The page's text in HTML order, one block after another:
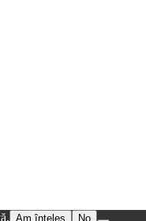
Am înțeles No